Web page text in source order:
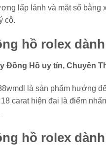
lấp lánh và mặt số bằng
cô.
hồ rolex dành
là sản phẩm hướng
carat hiện đại là điểm
hồ rolex dành